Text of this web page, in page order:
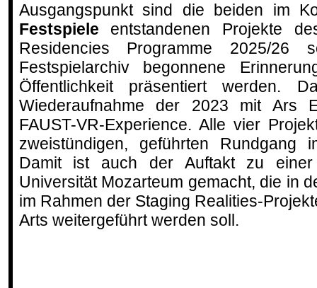
Ausgangspunkt sind die beiden im
Festspiele entstandenen Projekte
Residencies Programme 2025/
Festspielarchiv begonnene
Öffentlichkeit präsentiert werden.
Wiederaufnahme der 2023 mit Ars
FAUST-VR-Experience. Alle vier
zweistündigen, geführten Rundgang
Damit ist auch der Auftakt zu
Universität Mozarteum gemacht, die in
im Rahmen der Staging Realities-
Arts weitergeführt werden soll.